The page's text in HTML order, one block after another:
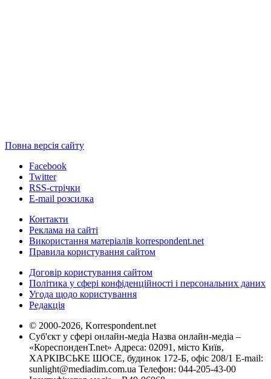
Повна версія сайту
Facebook
Twitter
RSS-стрічки
E-mail розсилка
Контакти
Реклама на сайті
Використання матеріалів korrespondent.net
Правила користування сайтом
Договір користування сайтом
Політика у сфері конфіденційності і персональних даних
Угода щодо користування
Редакція
© 2000-2026, Korrespondent.net
Суб'єкт у сфері онлайн-медіа Назва онлайн-медіа –
«КореспонденТ.net» Адреса: 02091, місто Київ,
ХАРКІВСЬКЕ ШОСЕ, будинок 172-Б, офіс 208/1 E-mail:
sunlight@mediadim.com.ua Телефон: 044-205-43-00